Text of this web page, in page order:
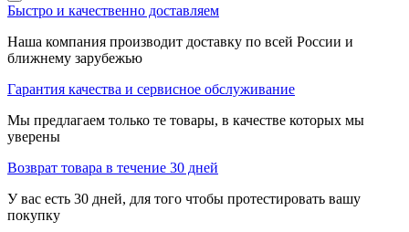
Быстро и качественно доставляем
Наша компания производит доставку по всей России и
ближнему зарубежью
Гарантия качества и сервисное обслуживание
Мы предлагаем только те товары, в качестве которых мы
уверены
Возврат товара в течение 30 дней
У вас есть 30 дней, для того чтобы протестировать вашу
покупку